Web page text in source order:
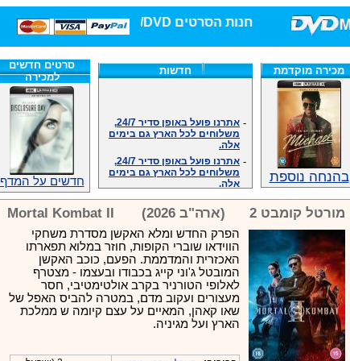
חנות הסרטים DVD/בלו-ריי/3D הגדולה ביותר!
מכירה מוקדמת
בהנחה נוספת
חדשות
משלוחים לכל הארץ גם בימים
אלה.
משלוחים לכל הארץ גם בימים
אלה.
-אנחנו כאן לכול שאלה וזמינים
במענה הטלפוני שלנו.ובמייל
.האתר לרשותכם פעיל 24/7
מענה טלפוני: 09-7652392
צוות דיוידי מאסטר ישיר.
זמינים במייל ובטלפון. האתר
לרשותכם פעיל 24/7
צוות דיוידי מאסטר ישיר.
אנחנו כאן לכול שאלה וזמינים
במענה הטלפוני שלנו.ובמייל
.האתר לרשותכם 24/7
סרטים חדשים
למכירה
חדשים על המדף
מורטל קומבט 2 (ארה"ב 2026) Mortal Kombat II
הפרק החדש ומלא האקשן מסדרת משחקי
הווידאו שוברי הקופות, חוזר במלוא תפארתו
האכזרית והמדממת. הפעם, כוכב האקשן
המובטל ג'וני קייג בכבודו ובעצמו - מצטרף
לאלופי הטורניר בקרב אולטימטיבי, חסר
מעצורים ועקוב מדם, במטרה להביס האפל של
שאו קאהן, המאיים על עצם קיומה ש ממלכת
הארץ ועל מגיניה.